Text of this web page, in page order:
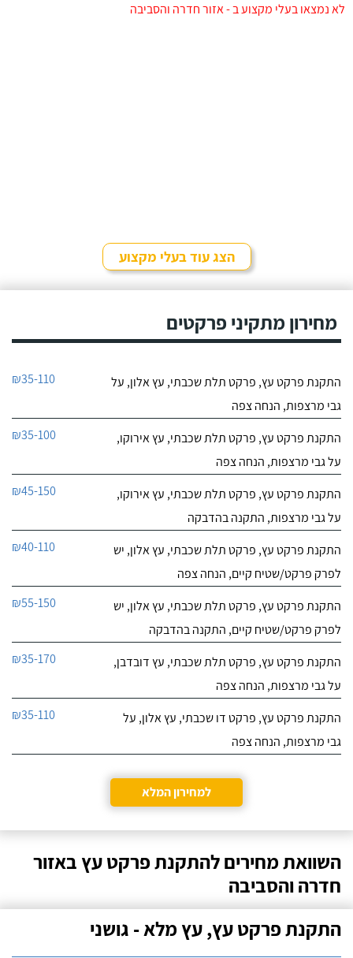
לא נמצאו בעלי מקצוע ב - אזור חדרה והסביבה
הצג עוד בעלי מקצוע
מחירון מתקיני פרקטים
התקנת פרקט עץ, פרקט תלת שכבתי, עץ אלון, על
גבי מרצפות, הנחה צפה
₪35-110
התקנת פרקט עץ, פרקט תלת שכבתי, עץ אירוקו,
על גבי מרצפות, הנחה צפה
₪35-100
התקנת פרקט עץ, פרקט תלת שכבתי, עץ אירוקו,
על גבי מרצפות, התקנה בהדבקה
₪45-150
התקנת פרקט עץ, פרקט תלת שכבתי, עץ אלון, יש
לפרק פרקט/שטיח קיים, הנחה צפה
₪40-110
התקנת פרקט עץ, פרקט תלת שכבתי, עץ אלון, יש
לפרק פרקט/שטיח קיים, התקנה בהדבקה
₪55-150
התקנת פרקט עץ, פרקט תלת שכבתי, עץ דובדבן,
על גבי מרצפות, הנחה צפה
₪35-170
התקנת פרקט עץ, פרקט דו שכבתי, עץ אלון, על
גבי מרצפות, הנחה צפה
₪35-110
למחירון המלא
השוואת מחירים להתקנת פרקט עץ באזור
חדרה והסביבה
התקנת פרקט עץ, עץ מלא - גושני